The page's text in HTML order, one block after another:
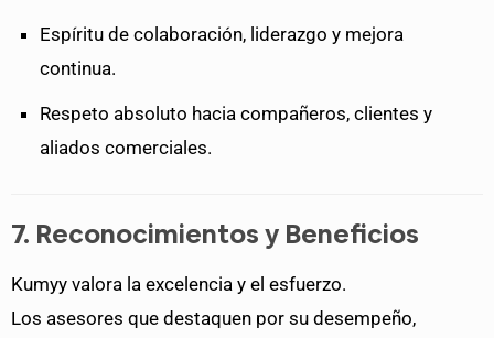
Espíritu de colaboración, liderazgo y mejora
continua.
Respeto absoluto hacia compañeros, clientes y
aliados comerciales.
7. Reconocimientos y Beneficios
Kumyy valora la excelencia y el esfuerzo.
Los asesores que destaquen por su desempeño,